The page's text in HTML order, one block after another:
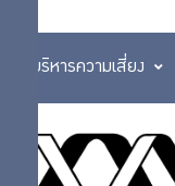
การบริหารความเสี่ยง
การ